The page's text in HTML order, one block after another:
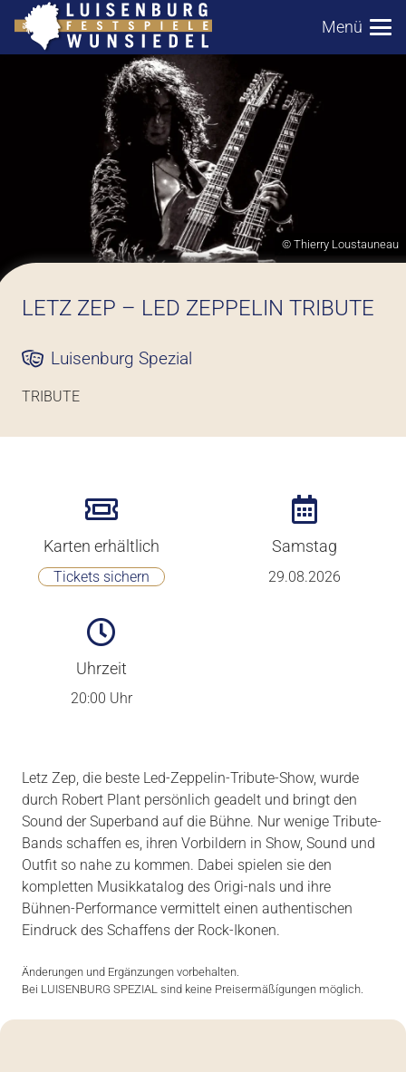
Menü
© Thierry Loustauneau
LETZ ZEP – LED ZEPPELIN TRIBUTE
Luisenburg Spezial
TRIBUTE
Karten erhältlich
Tickets sichern
Samstag
29.08.2026
Uhrzeit
20:00 Uhr
Letz Zep, die beste Led-Zeppelin-Tribute-Show, wurde
durch Robert Plant persönlich geadelt und bringt den
Sound der Superband auf die Bühne. Nur wenige Tribute-
Bands schaffen es, ihren Vorbildern in Show, Sound und
Outfit so nahe zu kommen. Dabei spielen sie den
kompletten Musikkatalog des Origi-nals und ihre
Bühnen-Performance vermittelt einen authentischen
Eindruck des Schaffens der Rock-Ikonen.
Änderungen und Ergänzungen vorbehalten.
Bei LUISENBURG SPEZIAL sind keine Preisermäßígungen möglich.